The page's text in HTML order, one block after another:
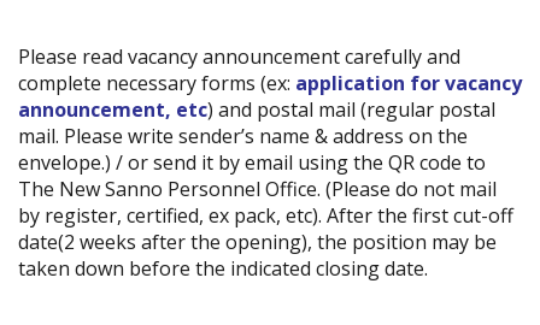
Please read vacancy announcement carefully and
complete necessary forms (ex: application for vacancy
announcement, etc) and postal mail (regular postal
mail. Please write sender’s name & address on the
envelope.) / or send it by email using the QR code to
The New Sanno Personnel Office. (Please do not mail
by register, certified, ex pack, etc). After the first cut-off
date(2 weeks after the opening), the position may be
taken down before the indicated closing date.